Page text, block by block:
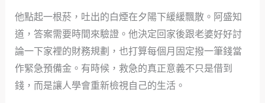
他點起一根菸，吐出的白煙在夕陽下緩緩飄散。阿盛知
道，答案需要時間來驗證。他決定回家後跟老婆好好討
論一下家裡的財務規劃，也打算每個月固定撥一筆錢當
作緊急預備金。有時候，救急的真正意義不只是借到
錢，而是讓人學會重新檢視自己的生活。